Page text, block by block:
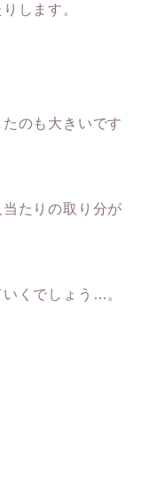
します。
のも大きいです
たりの取り分が
くでしょう…。